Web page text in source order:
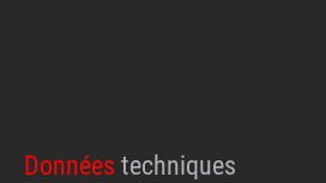
Données techniques